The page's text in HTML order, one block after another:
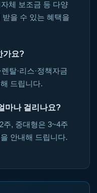
체 보조금 등 다양
을 수 있는 혜택을
가요?
탈·리스·정책자금
드립니다.
마나 걸리나요?
주, 중대형은 3~4주
안내해 드립니다.